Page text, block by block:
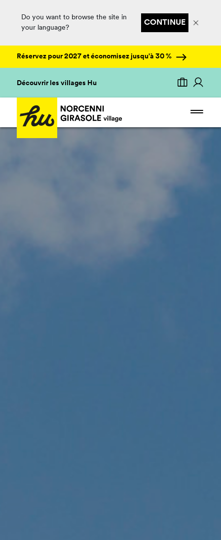
Do you want to browse the site in
your language?
CONTINUE
Réservez pour 2027 et économisez jusqu'à 30 %
Découvrir les villages Hu